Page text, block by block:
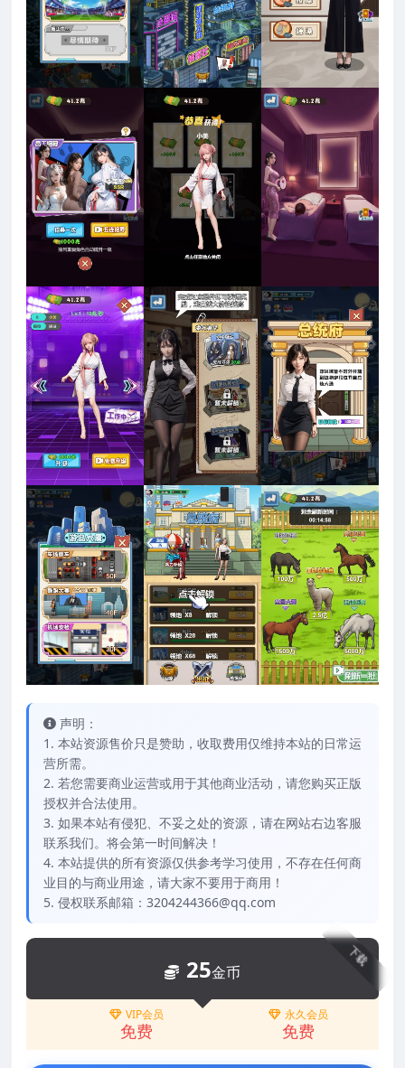
声明：
1. 本站资源售价只是赞助，收取费用仅维持本站的日常运
营所需。
2. 若您需要商业运营或用于其他商业活动，请您购买正版
授权并合法使用。
3. 如果本站有侵犯、不妥之处的资源，请在网站右边客服
联系我们。将会第一时间解决！
4. 本站提供的所有资源仅供参考学习使用，不存在任何商
业目的与商业用途，请大家不要用于商用！
5. 侵权联系邮箱：3204244366@qq.com
下载
25金币
VIP会员
免费
永久会员
免费